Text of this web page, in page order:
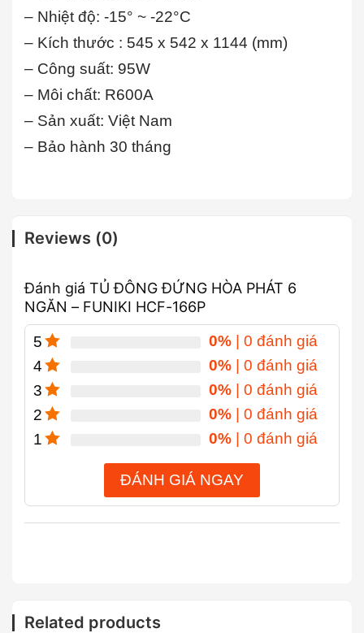
– Nhiệt độ: -15° ~ -22°C
– Kích thước : 545 x 542 x 1144 (mm)
– Công suất: 95W
– Môi chất: R600A
– Sản xuất: Việt Nam
– Bảo hành 30 tháng
Reviews (0)
Đánh giá TỦ ĐÔNG ĐỨNG HÒA PHÁT 6
NGĂN – FUNIKI HCF-166P
5 0% | 0 đánh giá
4
0% | 0 đánh giá
3
0% | 0 đánh giá
2
0% | 0 đánh giá
1
0% | 0 đánh giá
ĐÁNH GIÁ NGAY
Related products